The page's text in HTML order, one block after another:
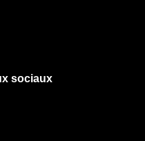
sociaux